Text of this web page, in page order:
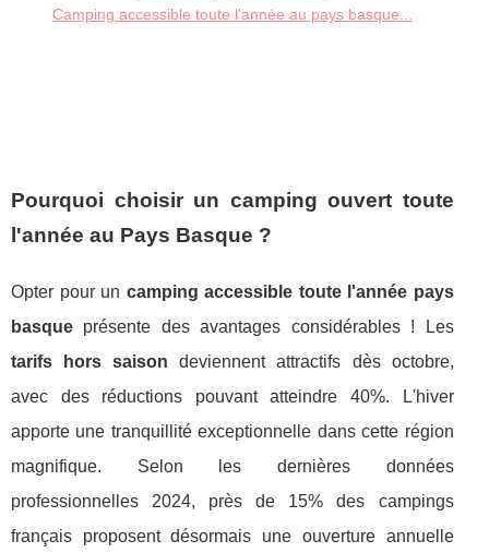
Camping accessible toute l'année au pays basque...
Pourquoi choisir un camping ouvert toute
l'année au Pays Basque ?
Opter pour un camping accessible toute l'année pays
basque présente des avantages considérables ! Les
tarifs hors saison deviennent attractifs dès octobre,
avec des réductions pouvant atteindre 40%. L'hiver
apporte une tranquillité exceptionnelle dans cette région
magnifique. Selon les dernières données
professionnelles 2024, près de 15% des campings
français proposent désormais une ouverture annuelle